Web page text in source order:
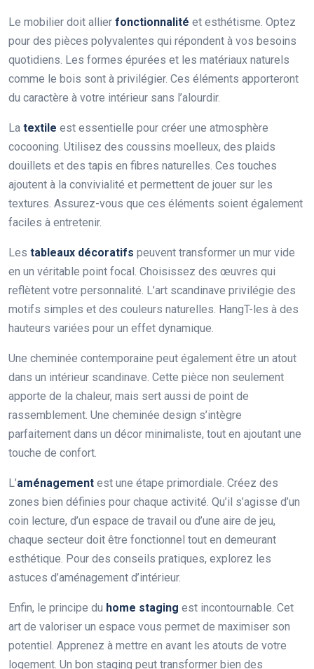
Le mobilier doit allier fonctionnalité et esthétisme. Optez
pour des pièces polyvalentes qui répondent à vos besoins
quotidiens. Les formes épurées et les matériaux naturels
comme le bois sont à privilégier. Ces éléments apporteront
du caractère à votre intérieur sans l’alourdir.
La textile est essentielle pour créer une atmosphère
cocooning. Utilisez des coussins moelleux, des plaids
douillets et des tapis en fibres naturelles. Ces touches
ajoutent à la convivialité et permettent de jouer sur les
textures. Assurez-vous que ces éléments soient également
faciles à entretenir.
Les tableaux décoratifs peuvent transformer un mur vide
en un véritable point focal. Choisissez des œuvres qui
reflètent votre personnalité. L’art scandinave privilégie des
motifs simples et des couleurs naturelles. HangT-les à des
hauteurs variées pour un effet dynamique.
Une cheminée contemporaine peut également être un atout
dans un intérieur scandinave. Cette pièce non seulement
apporte de la chaleur, mais sert aussi de point de
rassemblement. Une cheminée design s’intègre
parfaitement dans un décor minimaliste, tout en ajoutant une
touche de confort.
L’aménagement est une étape primordiale. Créez des
zones bien définies pour chaque activité. Qu’il s’agisse d’un
coin lecture, d’un espace de travail ou d’une aire de jeu,
chaque secteur doit être fonctionnel tout en demeurant
esthétique. Pour des conseils pratiques, explorez les
astuces d’aménagement d’intérieur.
Enfin, le principe du home staging est incontournable. Cet
art de valoriser un espace vous permet de maximiser son
potentiel. Apprenez à mettre en avant les atouts de votre
logement. Un bon staging peut transformer bien des